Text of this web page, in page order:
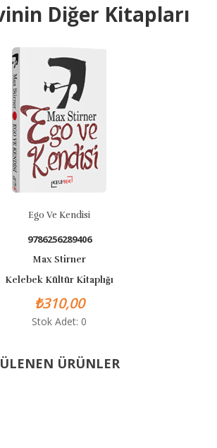
Diğer Kitapları
Ego Ve Kendisi
9786256289406
Max Stirner
Kelebek Kültür Kitaplığı
₺310,00
Stok Adet: 0
ÜRÜNLER